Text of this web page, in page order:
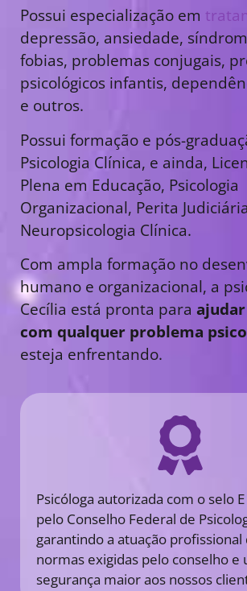
Possui especialização em
depressão, ansiedade,
fobias, problemas conjugais,
psicológicos infantis,
e outros.
Possui formação e pós-
Psicologia Clínica, e ainda,
Plena em Educação, Psicologia
Organizacional, Perita
Neuropsicologia Clínica.
Com ampla formação no
humano e organizacional, a
Cecília está pronta para
com qualquer problema
esteja enfrentando.
Psicóloga autorizada com o selo
pelo Conselho Federal de
garantindo a atuação
normas exigidas pelo conselho e
segurança maior aos nossos